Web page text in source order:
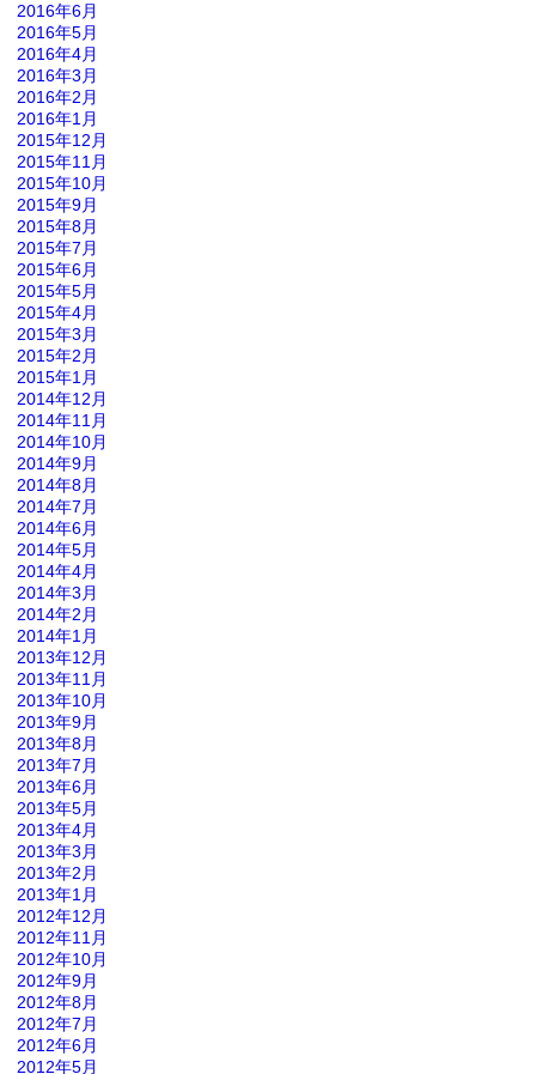
2016年6月
2016年5月
2016年4月
2016年3月
2016年2月
2016年1月
2015年12月
2015年11月
2015年10月
2015年9月
2015年8月
2015年7月
2015年6月
2015年5月
2015年4月
2015年3月
2015年2月
2015年1月
2014年12月
2014年11月
2014年10月
2014年9月
2014年8月
2014年7月
2014年6月
2014年5月
2014年4月
2014年3月
2014年2月
2014年1月
2013年12月
2013年11月
2013年10月
2013年9月
2013年8月
2013年7月
2013年6月
2013年5月
2013年4月
2013年3月
2013年2月
2013年1月
2012年12月
2012年11月
2012年10月
2012年9月
2012年8月
2012年7月
2012年6月
2012年5月